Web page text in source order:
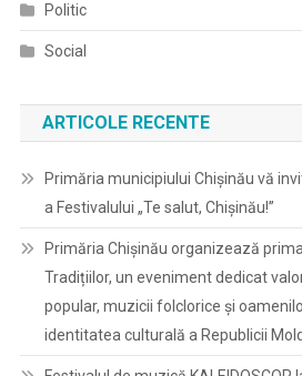
Politic
Social
ARTICOLE RECENTE
Primăria municipiului Chișinău vă
a Festivalului „Te salut, Chișinău!”
Primăria Chișinău organizează
Tradițiilor, un eveniment dedicat
popular, muzicii folclorice și
identitatea culturală a Republicii